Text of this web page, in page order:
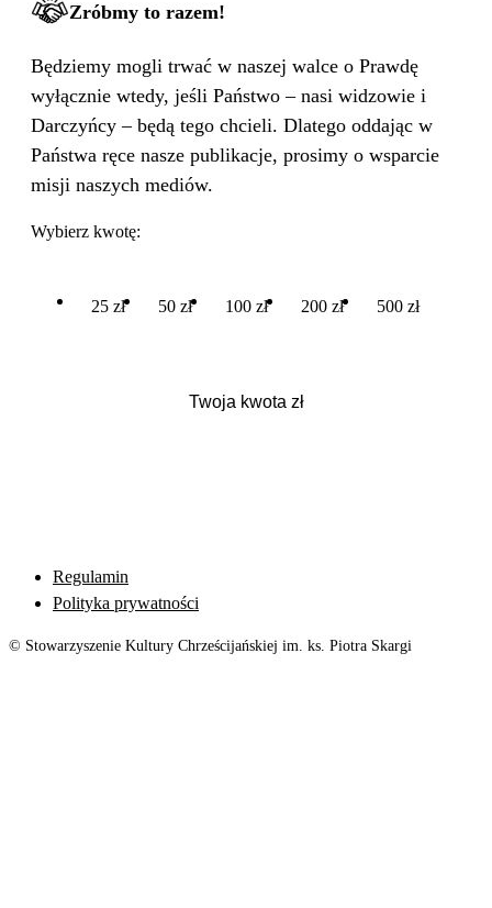
Zróbmy to razem!
Będziemy mogli trwać w naszej walce o Prawdę
wyłącznie wtedy, jeśli Państwo – nasi widzowie i
Darczyńcy – będą tego chcieli. Dlatego oddając w
Państwa ręce nasze publikacje, prosimy o wsparcie
misji naszych mediów.
Wybierz kwotę:
25 zł 50 zł 100 zł 200 zł 500 zł
Regulamin
Polityka prywatności
© Stowarzyszenie Kultury Chrześcijańskiej im. ks. Piotra Skargi